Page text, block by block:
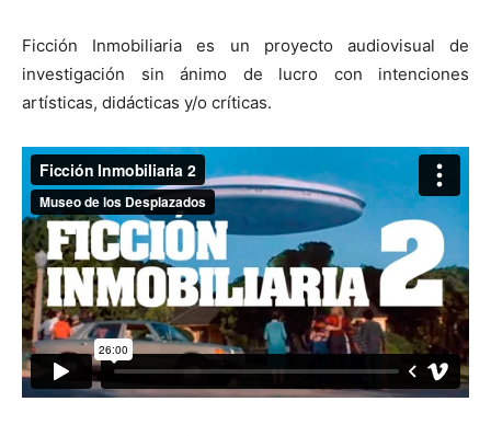
Ficción Inmobiliaria es un proyecto audiovisual de
investigación sin ánimo de lucro con intenciones
artísticas, didácticas y/o críticas.